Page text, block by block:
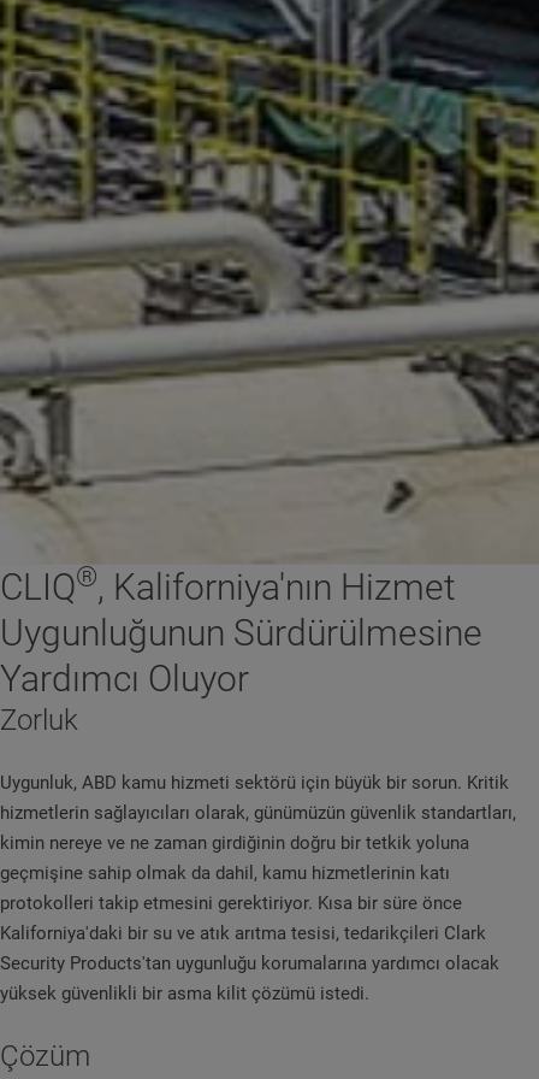
CLIQ®, Kaliforniya'nın Hizmet
Uygunluğunun Sürdürülmesine
Yardımcı Oluyor
Zorluk
Uygunluk, ABD kamu hizmeti sektörü için büyük bir sorun. Kritik
hizmetlerin sağlayıcıları olarak, günümüzün güvenlik standartları,
kimin nereye ve ne zaman girdiğinin doğru bir tetkik yoluna
geçmişine sahip olmak da dahil, kamu hizmetlerinin katı
protokolleri takip etmesini gerektiriyor. Kısa bir süre önce
Kaliforniya'daki bir su ve atık arıtma tesisi, tedarikçileri Clark
Security Products'tan uygunluğu korumalarına yardımcı olacak
yüksek güvenlikli bir asma kilit çözümü istedi.
Çözüm